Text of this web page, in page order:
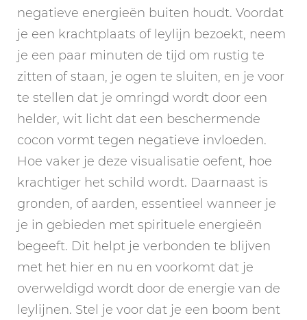
negatieve energieën buiten houdt. Voordat
je een krachtplaats of leylijn bezoekt, neem
je een paar minuten de tijd om rustig te
zitten of staan, je ogen te sluiten, en je voor
te stellen dat je omringd wordt door een
helder, wit licht dat een beschermende
cocon vormt tegen negatieve invloeden.
Hoe vaker je deze visualisatie oefent, hoe
krachtiger het schild wordt. Daarnaast is
gronden, of aarden, essentieel wanneer je
je in gebieden met spirituele energieën
begeeft. Dit helpt je verbonden te blijven
met het hier en nu en voorkomt dat je
overweldigd wordt door de energie van de
leylijnen. Stel je voor dat je een boom bent